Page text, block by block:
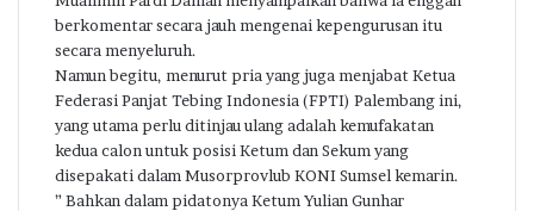
berkomentar secara jauh mengenai kepengurusan itu
secara menyeluruh.
Namun begitu, menurut pria yang juga menjabat Ketua
Federasi Panjat Tebing Indonesia (FPTI) Palembang ini,
yang utama perlu ditinjau ulang adalah kemufakatan
kedua calon untuk posisi Ketum dan Sekum yang
disepakati dalam Musorprovlub KONI Sumsel kemarin.
” Bahkan dalam pidatonya Ketum Yulian Gunhar